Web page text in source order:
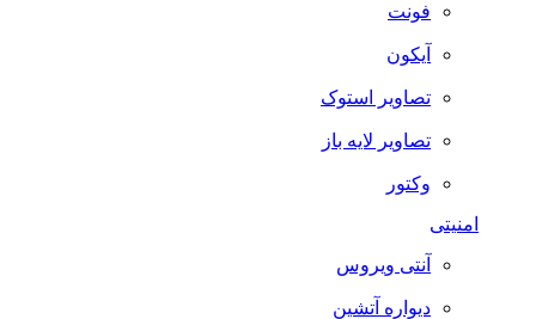
فونت
آیکون
تصاویر استوک
تصاویر لایه باز
وکتور
امنیتی
آنتی ویروس
دیواره آتشین